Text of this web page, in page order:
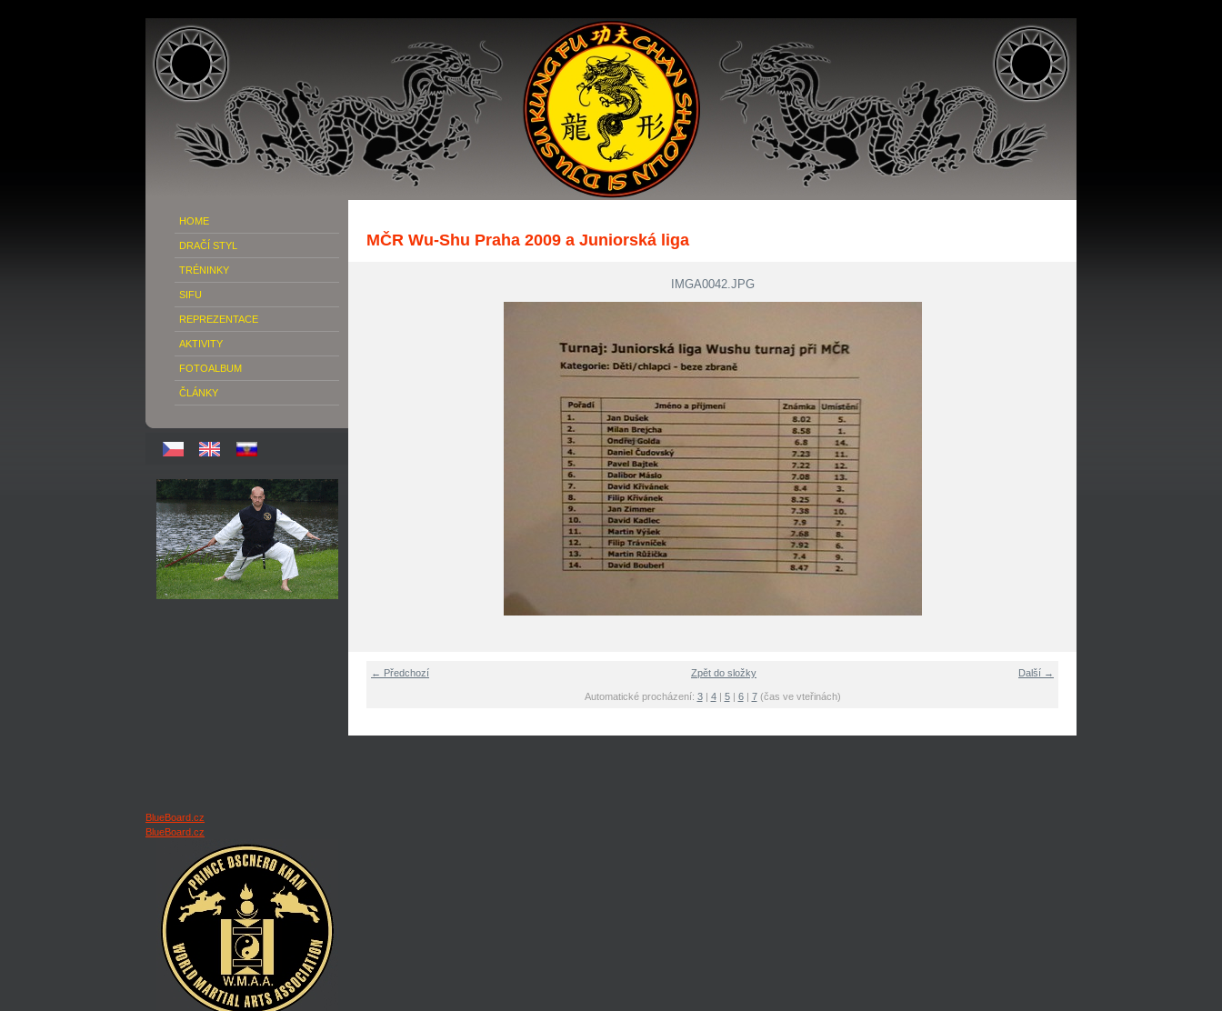
HOME
DRAČÍ STYL
TRÉNINKY
SIFU
REPREZENTACE
AKTIVITY
FOTOALBUM
ČLÁNKY
BlueBoard.cz
BlueBoard.cz
MČR Wu-Shu Praha 2009 a Juniorská liga
IMGA0042.JPG
← Předchozí Další →
Zpět do složky
Automatické procházení: 3| 4| 5| 6| 7(čas ve vteřinách)